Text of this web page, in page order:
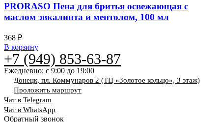
PRORASO Пена для бритья освежающая с
маслом эвкалипта и ментолом, 100 мл
368 ₽
В корзину
+7 (949) 853-63-87
Ежедневно: с 9:00 до 19:00
Донецк, пл. Коммунаров 2 (ТЦ «Золотое кольцо», 3 этаж)
Проложить маршрут
Чат в Telegram
Чат в WhatsApp
Обратный звонок